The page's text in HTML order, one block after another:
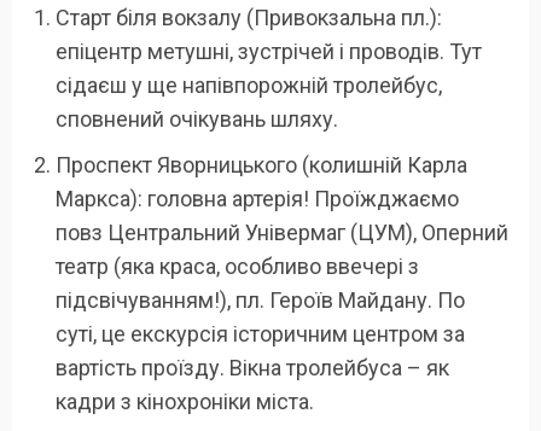
Старт біля вокзалу (Привокзальна пл.):
епіцентр метушні, зустрічей і проводів. Тут
сідаєш у ще напівпорожній тролейбус,
сповнений очікувань шляху.
Проспект Яворницького (колишній Карла
Маркса): головна артерія! Проїжджаємо
повз Центральний Універмаг (ЦУМ), Оперний
театр (яка краса, особливо ввечері з
підсвічуванням!), пл. Героїв Майдану. По
суті, це екскурсія історичним центром за
вартість проїзду. Вікна тролейбуса – як
кадри з кінохроніки міста.